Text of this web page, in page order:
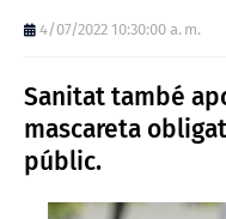
4/07/2022 10:30:00 a. m.
Sanitat també
mascareta
públic.